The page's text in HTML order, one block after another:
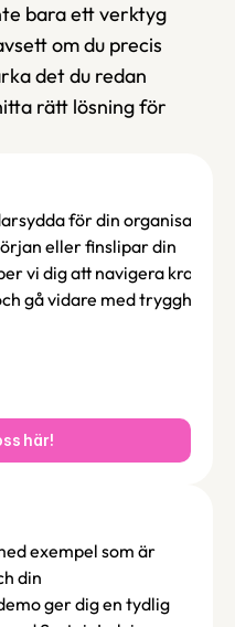
bara ett verktyg
om du precis
det du redan
rätt lösning för
för din organisation.
eller finslipar din
vi dig att navigera kraven,
gå vidare med trygghet.
här!
exempel som är
din
ger dig en tydlig